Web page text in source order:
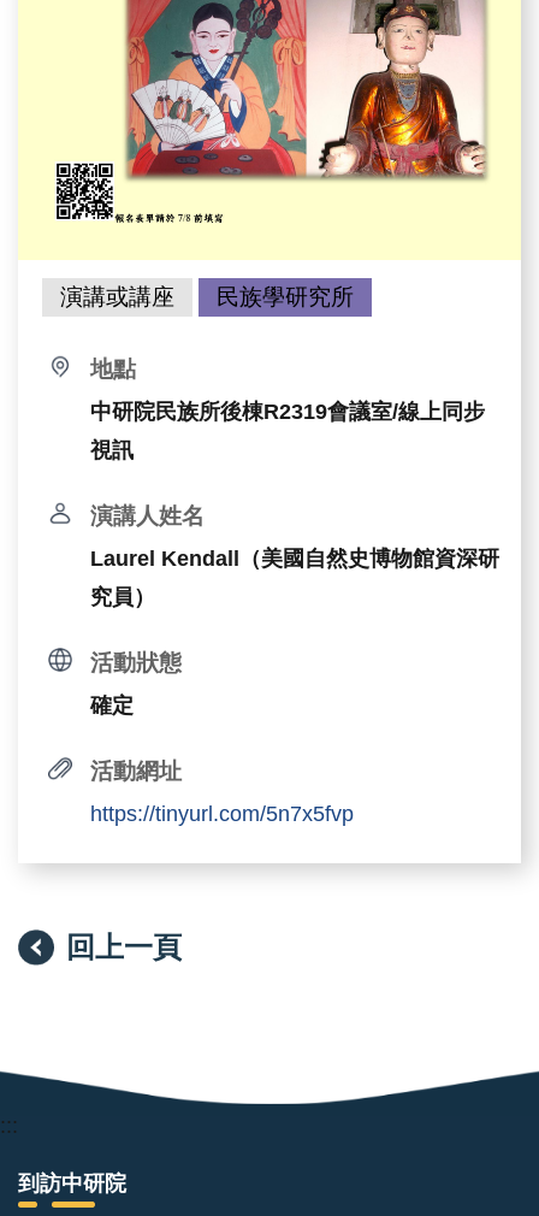
演講或講座 民族學研究所
地點
中研院民族所後棟R2319會議室/線上同步
視訊
演講人姓名
Laurel Kendall（美國自然史博物館資深研
究員）
活動狀態
確定
活動網址
https://tinyurl.com/5n7x5fvp
回上一頁
:::
到訪中研院